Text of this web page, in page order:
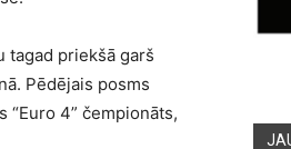
tagad priekšā garš
Pēdējais posms
4” čempionāts,